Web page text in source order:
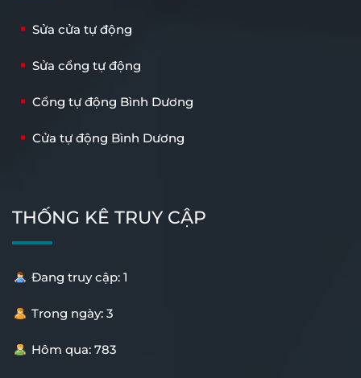
Sửa cửa tự động
Sửa cổng tự động
Cổng tự động Bình Dương
Cửa tự động Bình Dương
THỐNG KÊ TRUY CẬP
Đang truy cập: 1
Trong ngày: 3
Hôm qua: 783